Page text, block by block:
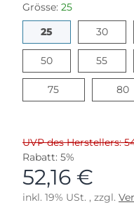
Grösse: 25
2525 3030
5050 5555
7575 8080
UVP des Herstellers:
Rabatt: 5%
52,16 €
inkl. 19% USt. , zzgl.